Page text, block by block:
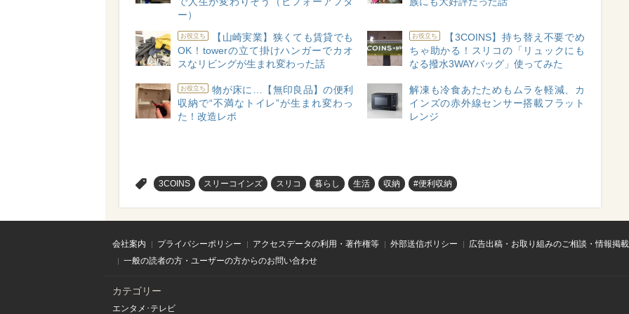
ー）
お役立ち
【山崎実業】狭くても賃貸でも
OK！towerの立て掛けハンガーでカオ
スなリビングが生まれ変わった話
お役立ち
【3COINS】持ち替え不要でめ
ちゃ助かる！スリコの「リュックにも
なる撥水3WAYバッグ」使ってみた
お役立ち
物が床に…【無印良品】の便利
収納で“不満なトイレ”が生まれ変わっ
た！改造レポ
解凍も冷食あたためもムラを軽減、カ
インズの赤外線センサー搭載フラット
レンジ
3COINS スリーコインズ スリコ 暮らし 生活 収納 #便利収納
会社案内 プライバシーポリシー アクセスデータの利用・著作権等 外部送信ポリシー
広告出稿・お取り組みのご相談・情報掲
一般の読者の方・ユーザーの方からのお問い合わせ
カテゴリー
エンタメ･テレビ